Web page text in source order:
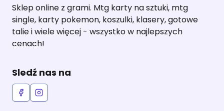
Sklep online z grami. Mtg karty na sztuki, mtg
single, karty pokemon, koszulki, klasery, gotowe
talie i wiele więcej - wszystko w najlepszych
cenach!
Sledź nas na